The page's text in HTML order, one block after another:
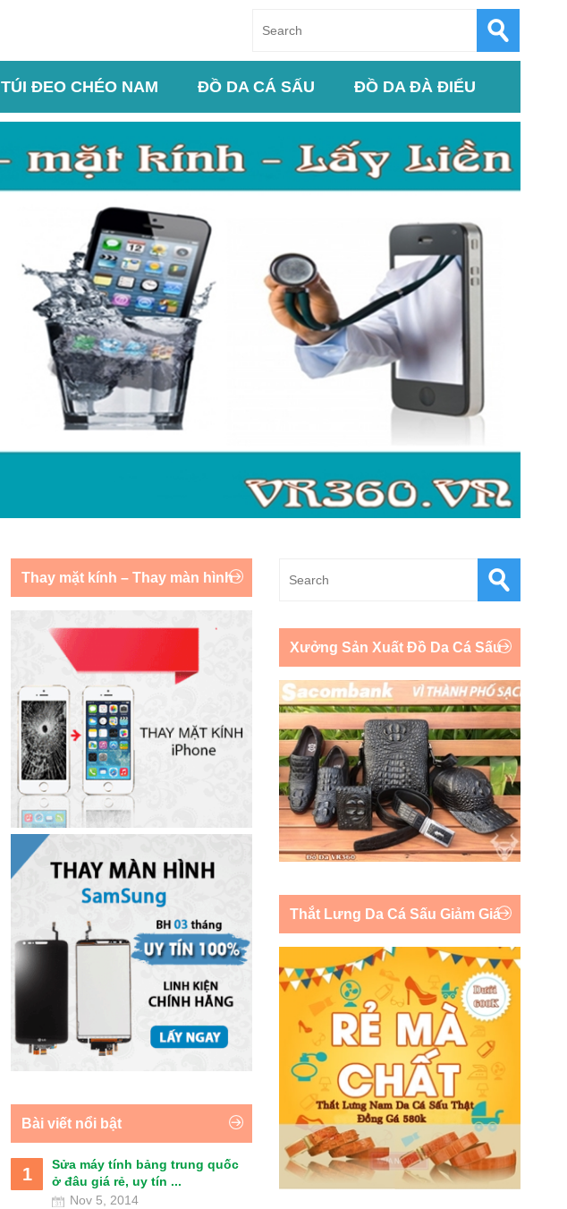
TÚI ĐEO CHÉO NAM ĐỒ DA CÁ SẤU ĐỒ DA ĐÀ ĐIỂU
Thay mặt kính – Thay màn hình
Bài viết nổi bật
1
Sửa máy tính bảng trung quốc
ở đâu giá rẻ, uy tín ...
Nov 5, 2014
Xưởng Sản Xuất Đồ Da Cá Sấu
Thắt Lưng Da Cá Sấu Giảm Giá